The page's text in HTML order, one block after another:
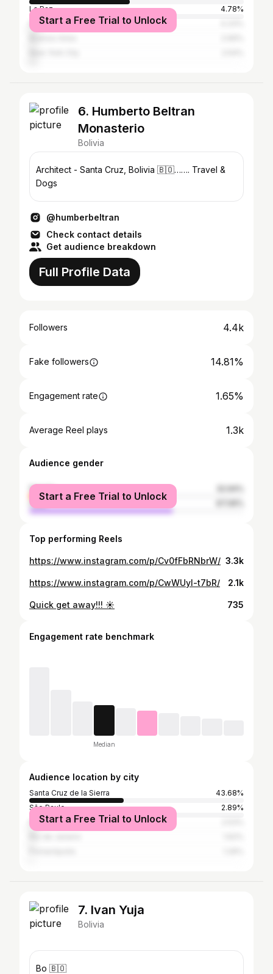
La Paz
4.78%
Kanata
Start a Free Trial to Unlock
6. Humberto Beltran
Monasterio
Bolivia
Architect - Santa Cruz, Bolivia 🇧🇴……. Travel &
Dogs
@humberbeltran
Check contact details
Get audience breakdown
Full Profile Data
Followers 4.4k
Fake followers 14.81%
Engagement rate 1.65%
Average Reel plays 1.3k
Audience gender
female
male
Start a Free Trial to Unlock
Top performing Reels
https://www.instagram.com/p/Cv0fFbRNbrW/ 3.3k
https://www.instagram.com/p/CwWUyl-t7bR/ 2.1k
Quick get away!!! ☀️ 735
Engagement rate benchmark
Median
Audience location by city
Santa Cruz de la Sierra
43.68%
São Paulo
2.89%
Kanata
Start a Free Trial to Unlock
7. Ivan Yuja
Bolivia
Bo 🇧🇴